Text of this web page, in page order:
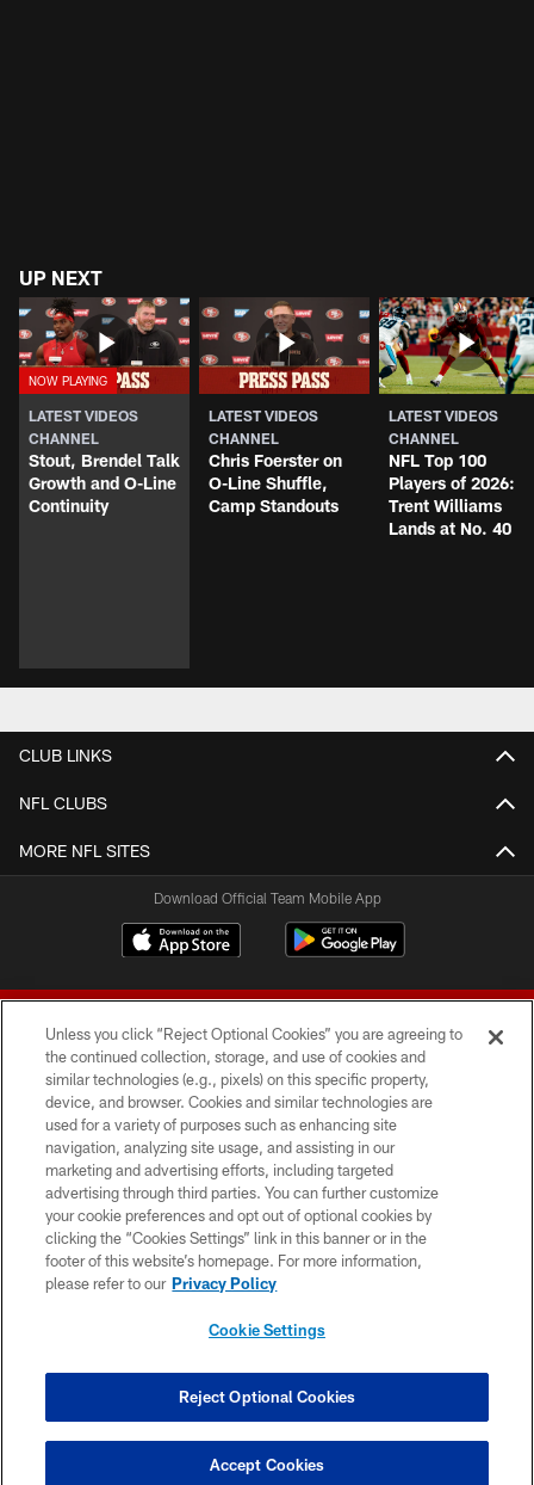
UP NEXT
LATEST VIDEOS
CHANNEL
Stout, Brendel Talk
Growth and O-Line
Continuity
LATEST VIDEOS
CHANNEL
Chris Foerster on
O-Line Shuffle,
Camp Standouts
LATEST VIDEOS
CHANNEL
NFL Top 100
Players of 2026:
Trent Williams
Lands at No. 40
CLUB LINKS
NFL CLUBS
MORE NFL SITES
Download Official Team Mobile App
© 2026 Forty Niners Football Company LLC
TERMS AND CONDITIONS
PRIVACY POLICY
ACCESSIBILITY
CONTACT US
COOKIE SETTINGS
Unless you click “Reject Optional Cookies” you are agreeing to
the continued collection, storage, and use of cookies and
similar technologies (e.g., pixels) on this specific property,
device, and browser. Cookies and similar technologies are
used for a variety of purposes such as enhancing site
navigation, analyzing site usage, and assisting in our
marketing and advertising efforts, including targeted
advertising through third parties. You can further customize
your cookie preferences and opt out of optional cookies by
clicking the “Cookies Settings” link in this banner or in the
footer of this website’s homepage. For more information,
please refer to our Privacy Policy
Cookie Settings
Reject Optional Cookies
Accept Cookies